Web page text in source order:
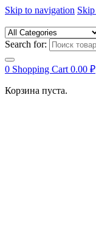
Skip to navigation
Search for:
0 Shopping Cart 0.00 ₽
Корзина пуста.